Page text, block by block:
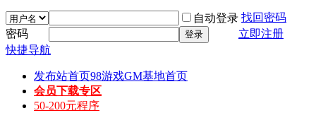
自动登录 找回密码
密码
登录
立即注册
快捷导航
发布站首页98游戏GM基地首页
会员下载专区
50-200元程序